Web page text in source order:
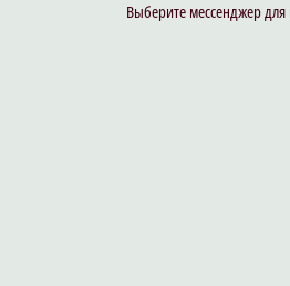
Выберите мессенджер